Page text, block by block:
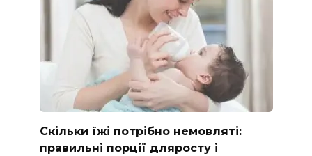
Скільки їжі потрібно немовляті:
правильні порції дляросту і